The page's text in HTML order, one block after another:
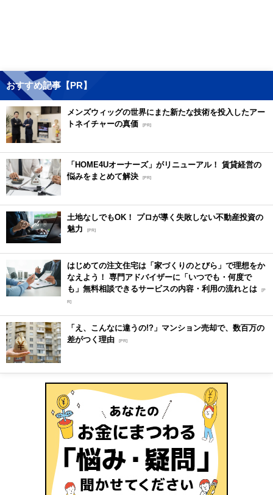
おすすめ記事【PR】
メンズウィッグの世界にまた新たな技術を投入したアー
トネイチャーの真価 [PR]
「HOME4Uオーナーズ」がリニューアル！ 賃貸経営の
悩みをまとめて解決 [PR]
土地なしでもOK！ プロが導く失敗しない不動産投資の
魅力
[PR]
はじめての注文住宅は「家づくりのとびら」で理想をか
なえよう！ 専門アドバイザーに「いつでも・何度で
も」無料相談できるサービスの内容・利用の流れとは [P
R]
「え、こんなに違うの!?」マンション売却で、数百万の
差がつく理由 [PR]